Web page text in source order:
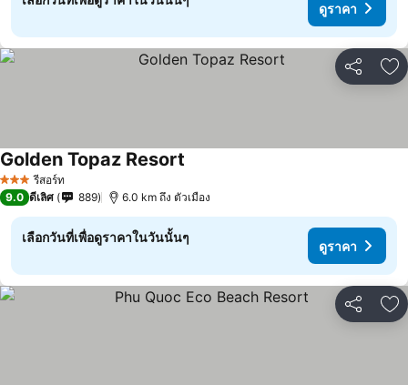
ดูราคา
แชร์ เ
3 ดาว รีสอร์ท
Golden Topaz Resort
9.0 ดีเลิศ 889 6.0 km ถึง ตัวเมือง
เลือกวันที่เพื่อดูราคาในวันนั้นๆ
ดูราคา
แชร์ เ